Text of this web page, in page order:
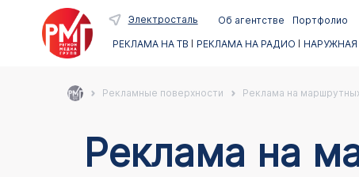
Электросталь Об агентстве
Портфолио
РЕКЛАМА НА ТВ
РЕКЛАМА НА РАДИО
Рекламные поверхности Реклама на
Реклама на